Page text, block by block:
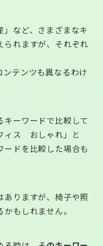
など、さまざまなキ
られますが、それぞれ
テンツも異なるわけ
キーワードで比較して
ィス おしゃれ」と
ドを比較した場合も
りますが、椅子や照
もしれません。